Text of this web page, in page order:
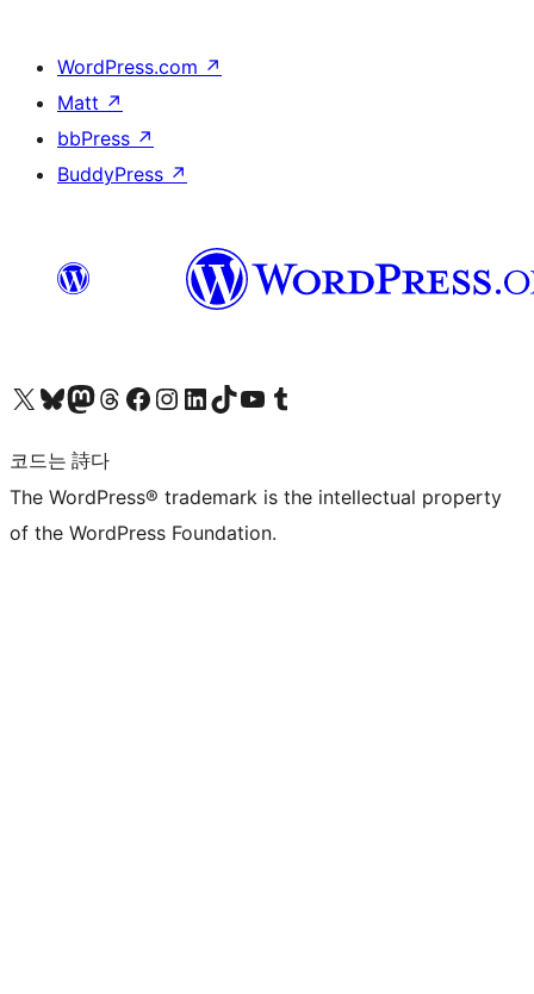
WordPress.com ↗
Matt ↗
bbPress ↗
BuddyPress ↗
X(이전 트위터) 계정 방문하기블루스카이 계정 방문하기마스토돈 계정 방문하기스레드 계정 방문하기 페이스북 페이지 방문하기인스타그램 계정 방문하기 LinkedIn 계정 방문하기틱톡 계정 방문하기유튜브 채널 방문하기 텀블러 계정 방문하기
코드는 詩다
The WordPress® trademark is the intellectual property
of the WordPress Foundation.